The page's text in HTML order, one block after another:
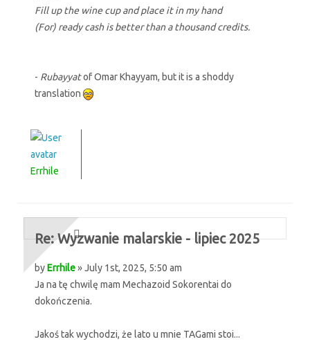
Fill up the wine cup and place it in my hand
(For) ready cash is better than a thousand credits.
- Rubayyatof Omar Khayyam, but it is a shoddy
translation
Errhile
Re: Wyzwanie malarskie - lipiec 2025
byErrhile» July 1st, 2025, 5:50 am
Ja na tę chwilę mam Mechazoid Sokorentai do
dokończenia.
Jakoś tak wychodzi, że lato u mnie TAGami stoi...